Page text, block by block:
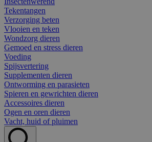
Tekentangen
Verzorging beten
Vlooien en teken
Wondzorg dieren
Gemoed en stress dieren
Voeding
Spijsvertering
Supplementen dieren
Ontworming en parasieten
Spieren en gewrichten dieren
Accessoires dieren
Ogen en oren dieren
Vacht, huid of pluimen